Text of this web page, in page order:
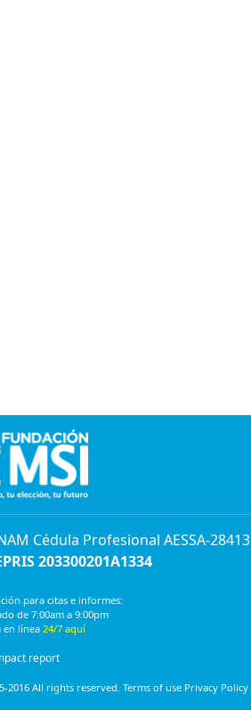
Cédula Profesional AESSA-28413
203300201A1334
para citas e informes:
de 7:00am a 9:00pm
en línea 24/7 aquí
report
2016 All rights reserved. Terms of use Privacy Policy